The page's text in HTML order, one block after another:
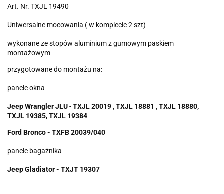
Art. Nr. TXJL 19490
Uniwersalne mocowania ( w komplecie 2 szt)
wykonane ze stopów aluminium z gumowym paskiem
montażowym
przygotowane do montażu na:
panele okna
Jeep Wrangler JLU-TXJL 20019 , TXJL 18881 , TXJL 18880,
TXJL 19385, TXJL 19384
Ford Bronco - TXFB 20039/040
panele bagażnika
Jeep Gladiator - TXJT 19307